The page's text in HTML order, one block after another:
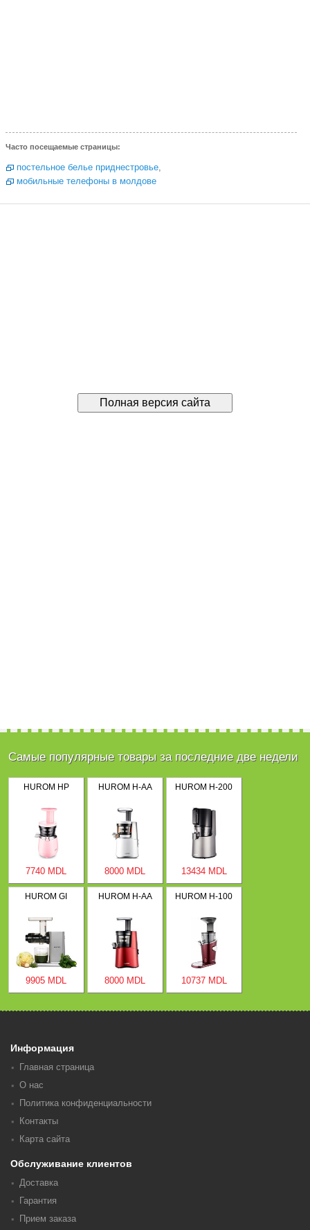
Часто посещаемые страницы:
постельное белье приднестровье,
мобильные телефоны в молдове
Самые популярные товары за последние две недели
HUROM HP
7740 MDL
HUROM H-AA
8000 MDL
HUROM H-200
13434 MDL
HUROM GI
9905 MDL
HUROM H-AA
8000 MDL
HUROM H-100
10737 MDL
Информация
Главная страница
О нас
Политика конфиденциальности
Контакты
Карта сайта
Обслуживание клиентов
Доставка
Гарантия
Прием заказа